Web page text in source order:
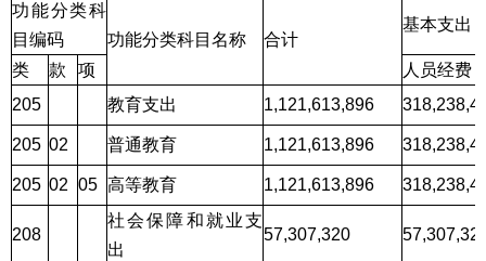
功能分类科
目编码
功能分类科目名称 合计
基本支出
类 款 项
人员经费
205
教育支出 1,121,613,896
205 02 普通教育 1,121,613,896
205 02 05 高等教育 1,121,613,896
208
社会保障和就业支
出
57,307,320